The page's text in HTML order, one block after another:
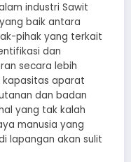
industri Sawit
baik antara
pihak yang terkait
dan
secara lebih
kapasitas aparat
dan badan
yang tak kalah
manusia yang
lapangan akan sulit